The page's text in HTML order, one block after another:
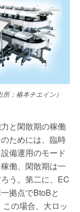
所：椿本チエイン）
と閑散期の稼働
ためには、臨時
備運用のモード
働、閑散期は一
う。第二に、EC
拠点でBtoBと
の場合、大ロッ